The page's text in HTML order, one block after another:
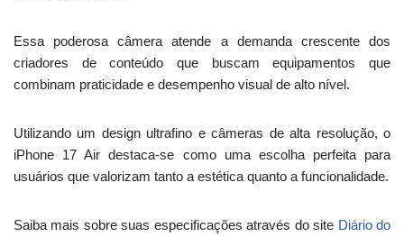
Essa poderosa câmera atende a demanda crescente dos
criadores de conteúdo que buscam equipamentos que
combinam praticidade e desempenho visual de alto nível.
Utilizando um design ultrafino e câmeras de alta resolução, o
iPhone 17 Air destaca-se como uma escolha perfeita para
usuários que valorizam tanto a estética quanto a funcionalidade.
Saiba mais sobre suas especificações através do site Diário do